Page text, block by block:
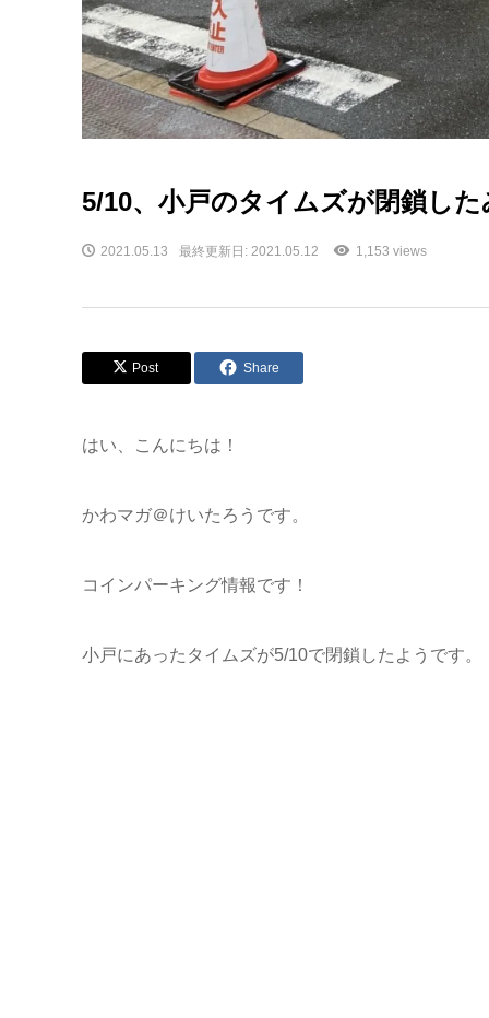
5/10、小戸のタイムズが閉鎖した
2021.05.13 最終更新日: 2021.05.12 1,153 views
Post Share
はい、こんにちは！
かわマガ＠けいたろうです。
コインパーキング情報です！
小戸にあったタイムズが5/10で閉鎖したようです。